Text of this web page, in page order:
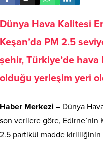
Dünya Hava Kalitesi
Keşan’da PM 2.5
şehir, Türkiye’de
olduğu yerleşim yeri
Haber Merkezi – Dünya
son verilere göre, Edirne’nin
2.5 partikül madde